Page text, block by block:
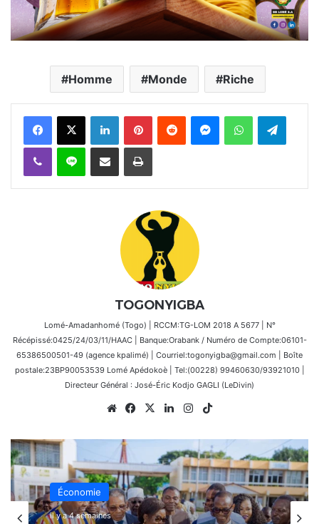
Homme Monde Riche
FacebookX Linkedin PinterestReddit MessengerWhatsAppTelegram
Viber Ligne Partager par email Imprimer
TOGONYIGBA
Lomé-Amadanhomé (Togo) | RCCM:TG-LOM 2018 A 5677 | N°
Récépissé:0425/24/03/11/HAAC | Banque:Orabank / Numéro de Compte:06101-
65386500501-49 (agence kpalimé) | Courriel:togonyigba@gmail.com | Boîte
postale:23BP90053539 Lomé Apédokoè | Tel:(00228) 99460630/93921010 |
Directeur Général : José-Éric Kodjo GAGLI (LeDivin)
WebsiteFacebook
X LinkedinInstagram
Économie